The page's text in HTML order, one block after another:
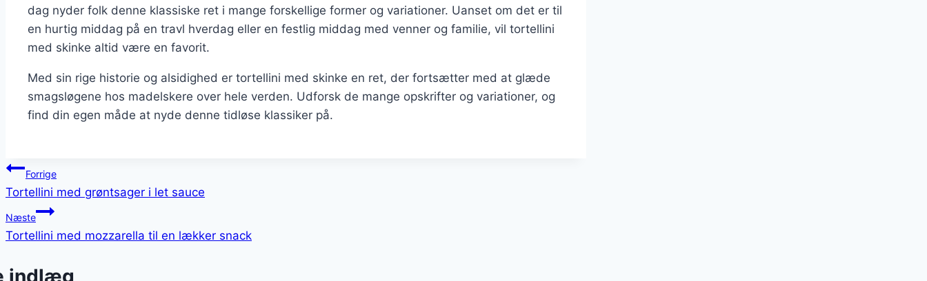
dag nyder folk denne klassiske ret i mange forskellige former og variationer. Uanset om det er til
en hurtig middag på en travl hverdag eller en festlig middag med venner og familie, vil tortellini
med skinke altid være en favorit.
Med sin rige historie og alsidighed er tortellini med skinke en ret, der fortsætter med at glæde
smagsløgene hos madelskere over hele verden. Udforsk de mange opskrifter og variationer, og
find din egen måde at nyde denne tidløse klassiker på.
Indlægsnavigation
Forrige
Tortellini med grøntsager i let sauce
Næste
Tortellini med mozzarella til en lækker snack
indlæg